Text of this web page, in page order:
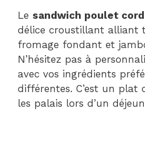
Le sandwich poulet
délice croustillant alliant
fromage fondant et
N’hésitez pas à
avec vos ingrédients
différentes. C’est un plat
les palais lors d’un